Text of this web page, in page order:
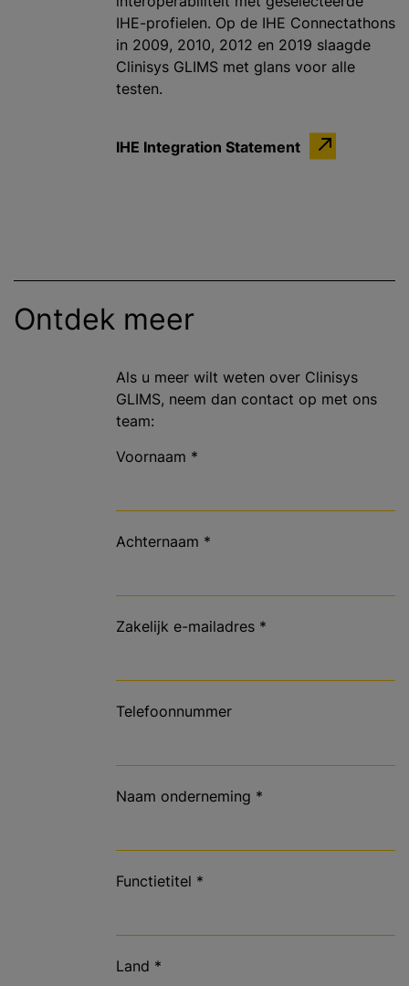
IHE-profielen. Op de IHE Connectathons
in 2009, 2010, 2012 en 2019 slaagde
Clinisys GLIMS met glans voor alle
testen.
IHE Integration Statement
Ontdek meer
Als u meer wilt weten over Clinisys
GLIMS, neem dan contact op met ons
team:
Voornaam *
Achternaam *
Zakelijk e-mailadres *
Telefoonnummer
Naam onderneming *
Functietitel *
Land *